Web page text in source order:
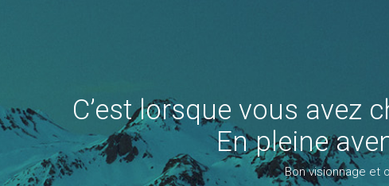
C’est lorsque vous avez
En pleine
Bon visionnage et